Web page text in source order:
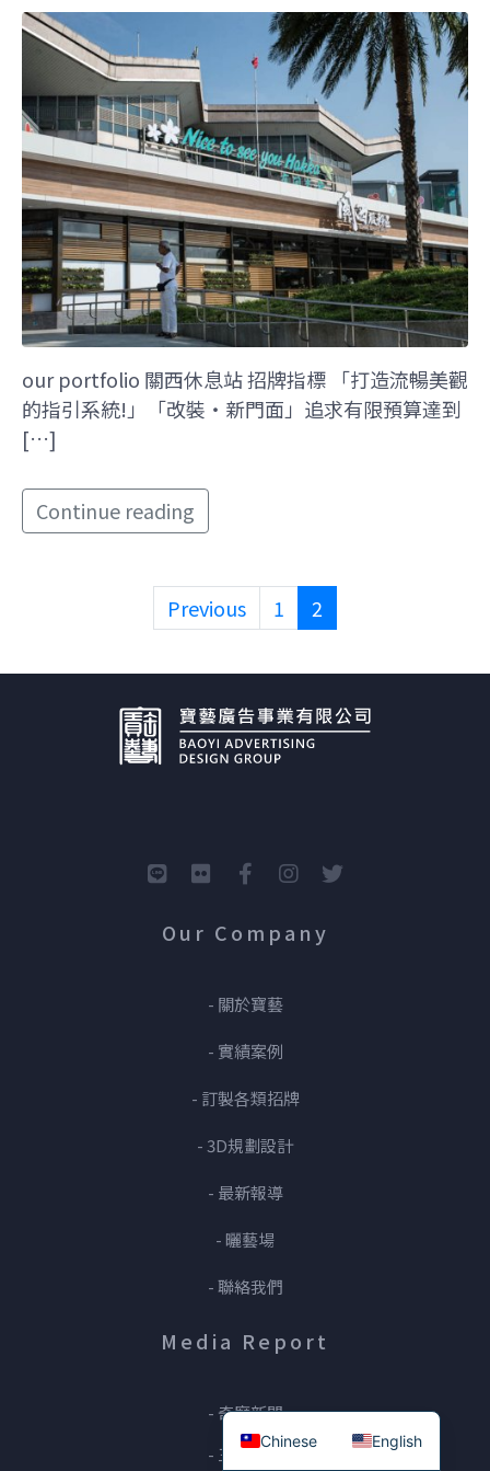
our portfolio 關西休息站 招牌指標 「打造流暢美觀
的指引系統!」「改裝‧新門面」追求有限預算達到
[…]
Continue reading
Previous 1 2
Our Company
- 關於寶藝
- 實績案例
- 訂製各類招牌
- 3D規劃設計
- 最新報導
- 曬藝場
- 聯絡我們
Media Report
- 奇摩新聞
- 三立財經
Chinese English